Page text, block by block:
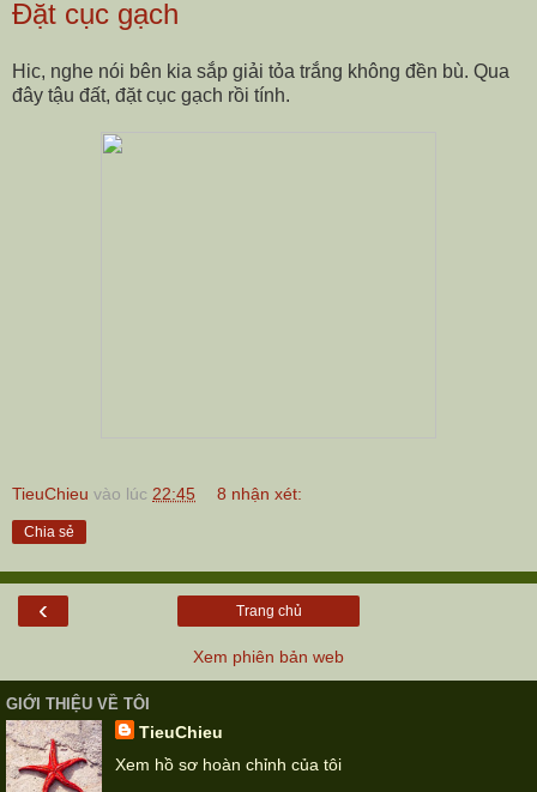
Đặt cục gạch
Hic, nghe nói bên kia sắp giải tỏa trắng không đền bù. Qua
đây tậu đất, đặt cục gạch rồi tính.
TieuChieu vào lúc 22:45 8 nhận xét:
Chia sẻ
‹ Trang chủ
Xem phiên bản web
GIỚI THIỆU VỀ TÔI
TieuChieu
Xem hồ sơ hoàn chỉnh của tôi